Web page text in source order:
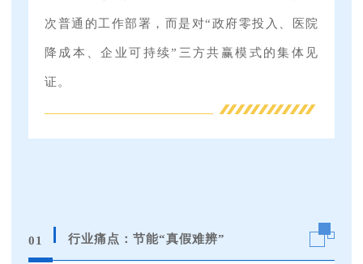
次普通的工作部署，而是对“政府零投入、医院
降成本、企业可持续”三方共赢模式的集体见
证。
01 行业痛点：节能“真假难辨”